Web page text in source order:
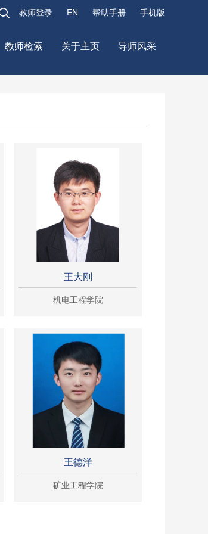
教师登录 EN 帮助手册 手机版
教师检索 关于主页 导师风采
王大刚
机电工程学院
王德洋
矿业工程学院